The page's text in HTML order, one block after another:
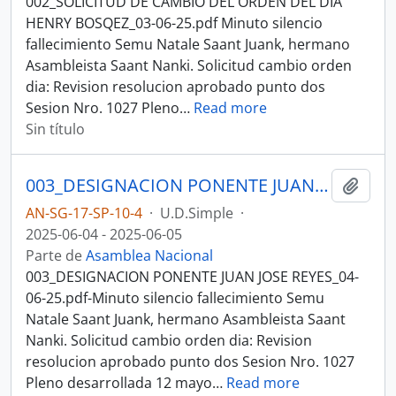
HENRY BOSQEZ_03-06-25.pdf Minuto silencio
fallecimiento Semu Natale Saant Juank, hermano
Asambleista Saant Nanki. Solicitud cambio orden
dia: Revision resolucion aprobado punto dos
Sesion Nro. 1027 Pleno… Read more
Sin título
003_DESIGNACION PONENTE JUAN JOSE REYES_04-06-25SESION DEL PLENO N 008 ASAMBLEA NACIONAL 2025-2027
AN-SG-17-SP-10-4 · U.D.Simple ·
2025-06-04 - 2025-06-05
Parte deAsamblea Nacional
003_DESIGNACION PONENTE JUAN JOSE REYES_04-
06-25.pdf-Minuto silencio fallecimiento Semu
Natale Saant Juank, hermano Asambleista Saant
Nanki. Solicitud cambio orden dia: Revision
resolucion aprobado punto dos Sesion Nro. 1027
Pleno desarrollada 12 mayo… Read more